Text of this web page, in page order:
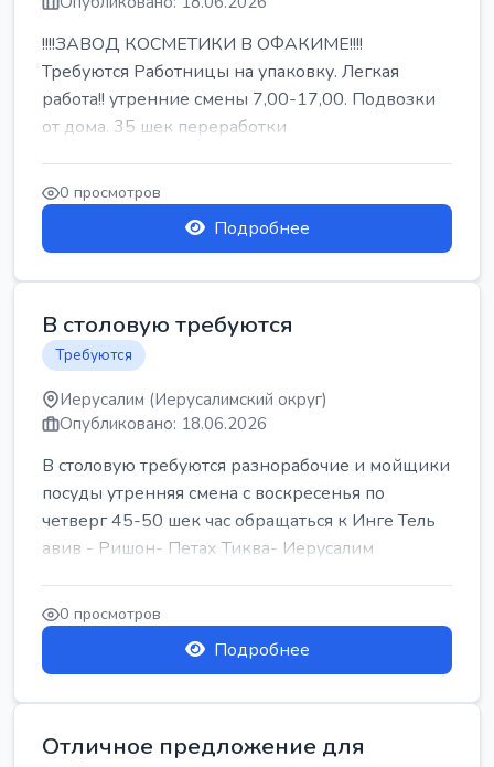
!!!!ЗАВОД КОСМЕТИКИ В ОФАКИМЕ!!!!
Требуются Работницы на упаковку. Легкая
работа!! утренние смены 7,00-17,00. Подвозки
от дома. 35 шек переработки
0 просмотров
Подробнее
В столовую требуются
Требуются
Иерусалим (Иерусалимский округ)
Опубликовано: 18.06.2026
В столовую требуются разнорабочие и мойщики
посуды утренняя смена с воскресенья по
четверг 45-50 шек час обращаться к Инге Тель
авив - Ришон- Петах Тиква- Иерусалим
0 просмотров
Подробнее
Отличное предложение для